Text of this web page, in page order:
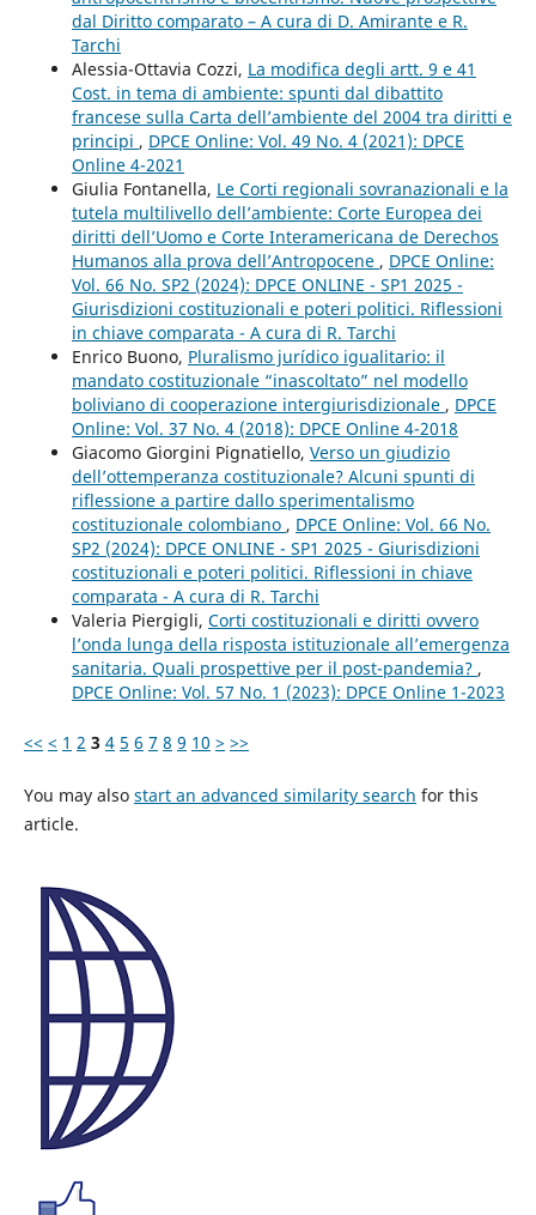
dal Diritto comparato – A cura di D. Amirante e R.
Tarchi
Alessia-Ottavia Cozzi, La modifica degli artt. 9 e 41
Cost. in tema di ambiente: spunti dal dibattito
francese sulla Carta dell’ambiente del 2004 tra diritti e
principi , DPCE Online: Vol. 49 No. 4 (2021): DPCE
Online 4-2021
Giulia Fontanella, Le Corti regionali sovranazionali e la
tutela multilivello dell’ambiente: Corte Europea dei
diritti dell’Uomo e Corte Interamericana de Derechos
Humanos alla prova dell’Antropocene , DPCE Online:
Vol. 66 No. SP2 (2024): DPCE ONLINE - SP1 2025 -
Giurisdizioni costituzionali e poteri politici. Riflessioni
in chiave comparata - A cura di R. Tarchi
Enrico Buono, Pluralismo jurídico igualitario: il
mandato costituzionale “inascoltato” nel modello
boliviano di cooperazione intergiurisdizionale , DPCE
Online: Vol. 37 No. 4 (2018): DPCE Online 4-2018
Giacomo Giorgini Pignatiello, Verso un giudizio
dell’ottemperanza costituzionale? Alcuni spunti di
riflessione a partire dallo sperimentalismo
costituzionale colombiano , DPCE Online: Vol. 66 No.
SP2 (2024): DPCE ONLINE - SP1 2025 - Giurisdizioni
costituzionali e poteri politici. Riflessioni in chiave
comparata - A cura di R. Tarchi
Valeria Piergigli, Corti costituzionali e diritti ovvero
l’onda lunga della risposta istituzionale all’emergenza
sanitaria. Quali prospettive per il post-pandemia? ,
DPCE Online: Vol. 57 No. 1 (2023): DPCE Online 1-2023
<< < 1 2 3 4 5 6 7 8 9 10 > >>
You may also start an advanced similarity search for this
article.